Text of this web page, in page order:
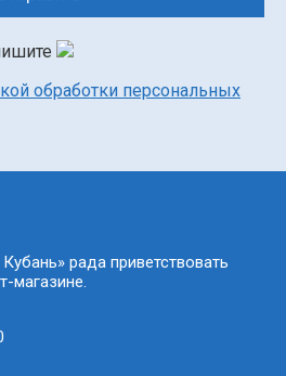
обработки персональных
рада приветствовать
магазине.